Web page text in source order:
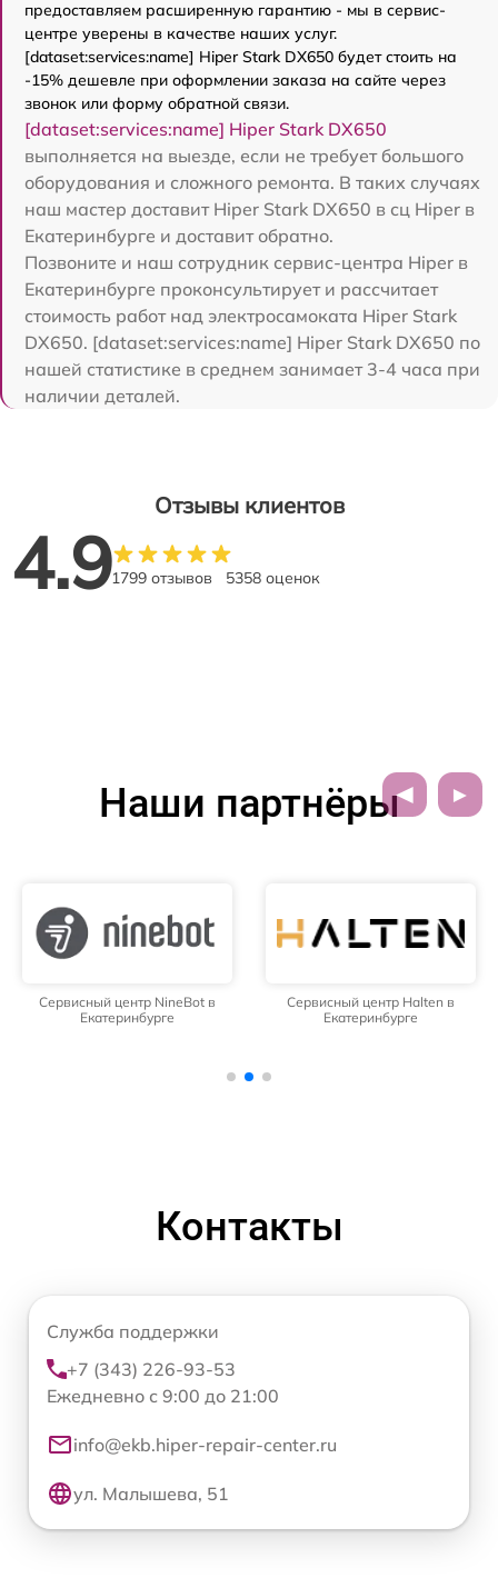
предоставляем расширенную гарантию - мы в сервис-
центре уверены в качестве наших услуг.
[dataset:services:name] Hiper Stark DX650 будет стоить на
-15% дешевле при оформлении заказа на сайте через
звонок или форму обратной связи.
[dataset:services:name] Hiper Stark DX650
выполняется на выезде, если не требует большого
оборудования и сложного ремонта. В таких случаях
наш мастер доставит Hiper Stark DX650 в сц Hiper в
Екатеринбурге и доставит обратно.
Позвоните и наш сотрудник сервис-центра Hiper в
Екатеринбурге проконсультирует и рассчитает
стоимость работ над электросамоката Hiper Stark
DX650. [dataset:services:name] Hiper Stark DX650 по
нашей статистике в среднем занимает 3-4 часа при
наличии деталей.
Отзывы клиентов
4.91799 отзывов 5358 оценок
Наши партнёры
Сервисный центр NineBot в
Екатеринбурге
Сервисный центр Halten в
Екатеринбурге
Контакты
Служба поддержки
+7 (343) 226-93-53
Ежедневно с 9:00 до 21:00
info@ekb.hiper-repair-center.ru
ул. Малышева, 51